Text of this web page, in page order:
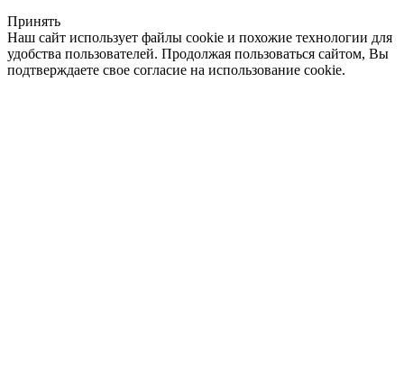
Принять
Наш сайт использует файлы cookie и похожие технологии для
удобства пользователей. Продолжая пользоваться сайтом, Вы
подтверждаете свое согласие на использование cookie.